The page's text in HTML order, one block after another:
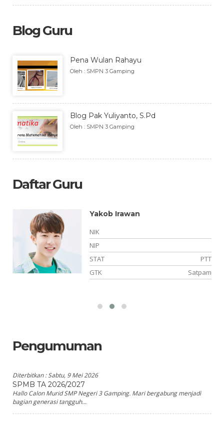
Blog Guru
Pena Wulan Rahayu
Oleh : SMPN 3 Gamping
Blog Pak Yuliyanto, S.Pd
Oleh : SMPN 3 Gamping
Daftar Guru
Yakob Irawan
NIK
NIP
STAT
PTT
GTK
Satpam
Pengumuman
Diterbitkan :Sabtu, 9 Mei 2026
SPMB TA 2026/2027
Hallo Calon Murid SMP Negeri 3 Gamping. Mari bergabung menjadi
bagian generasi tangguh...